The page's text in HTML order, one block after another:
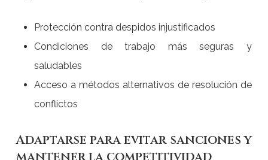
Protección contra despidos injustificados
Condiciones de trabajo más seguras y
saludables
Acceso a métodos alternativos de resolución de
conflictos
Adaptarse para evitar sanciones y